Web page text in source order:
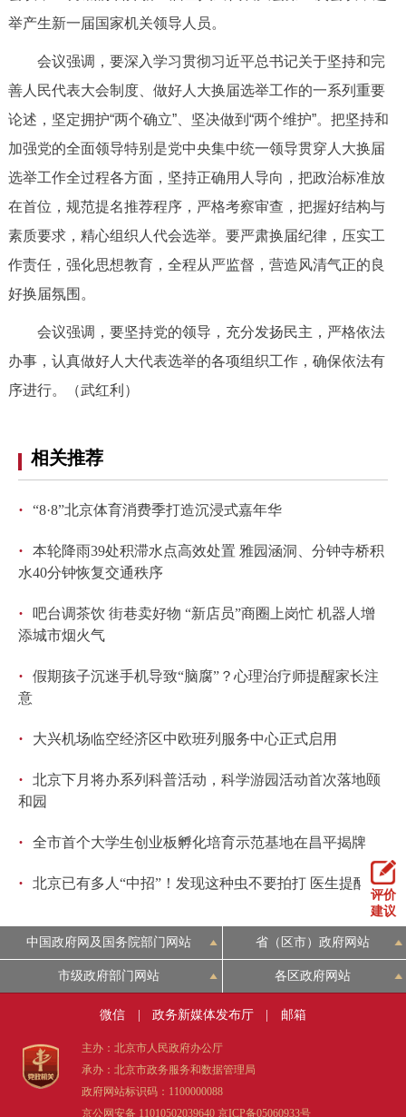
便民服务 利企服务 投资项目
中介服务 阳光政务
12345网上接诉即办 我要咨询 我要建议
参与调查 在线访谈 图说互动
北京概况 十六区概览 人文北京
多语种
ENGLISH 한국어
DEUTSCH FRANÇAIS РУССКИЙ ЯЗЫК
ESPAÑOL العربية PORTUGUÊS
举产生新一届国家机关领导人员。
会议强调，要深入学习贯彻习近平总书记关于坚持和完
善人民代表大会制度、做好人大换届选举工作的一系列重要
论述，坚定拥护“两个确立”、坚决做到“两个维护”。把坚持和
加强党的全面领导特别是党中央集中统一领导贯穿人大换届
选举工作全过程各方面，坚持正确用人导向，把政治标准放
在首位，规范提名推荐程序，严格考察审查，把握好结构与
素质要求，精心组织人代会选举。要严肃换届纪律，压实工
作责任，强化思想教育，全程从严监督，营造风清气正的良
好换届氛围。
会议强调，要坚持党的领导，充分发扬民主，严格依法
办事，认真做好人大代表选举的各项组织工作，确保依法有
序进行。（武红利）
相关推荐
· “8·8”北京体育消费季打造沉浸式嘉年华
·
本轮降雨39处积滞水点高效处置 雅园涵洞、分钟寺桥积
水40分钟恢复交通秩序
·
吧台调茶饮 街巷卖好物 “新店员”商圈上岗忙 机器人增
添城市烟火气
·
假期孩子沉迷手机导致“脑腐”？心理治疗师提醒家长注
意
· 大兴机场临空经济区中欧班列服务中心正式启用
·
北京下月将办系列科普活动，科学游园活动首次落地颐
和园
· 全市首个大学生创业板孵化培育示范基地在昌平揭牌
· 北京已有多人“中招”！发现这种虫不要拍打 医生提醒
评价
建议
中国政府网及国务院部门网站 省（区市）政府网站
市级政府部门网站 各区政府网站
微信 政务新媒体发布厅 邮箱
主办：北京市人民政府办公厅
承办：北京市政务服务和数据管理局
政府网站标识码：1100000088
京公网安备 11010502039640 京ICP备05060933号